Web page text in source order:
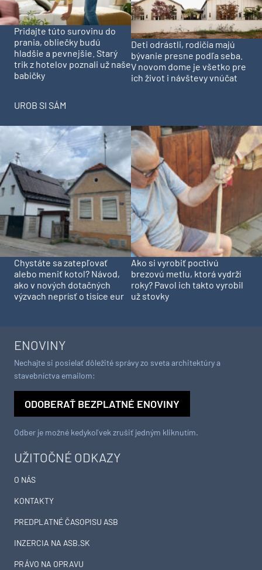
Pridajte túto surovinu do
prania, obliečky budú
hladšie a pevnejšie. Starý
trik z hotelov poznali už naše
babičky
Deti odrástli, rodičia majú
bývanie presne podľa seba.
V novom dome je všetko pre
ich život i návštevy vnúčat
UROB SI SÁM
Chystáte sa zatepľovať
alebo meniť kotol? Návod,
ako v nových dotačných
výzvach neprísť o tisíce eur
Ako si vyrobiť poctivú
brezovú metlu, ktorá vydrží
roky? Pavol ich takto vyrobil
už stovky
UŽITOČNÉ ODKAZY
O NÁS
KONTAKTY
PREDPLATNÉ ČASOPISU ASB
INZERCIA NA ASB.SK
PRÁVO NA OPRAVU
ENOVINY
Nechajte si posielať dôležité správy zo sveta architektúry a
stavebníctva emailom:
ODOBERAŤ BEZPLATNÉ ENOVINY
Odber je možné kedykoľvek zrušiť jedným kliknutím.